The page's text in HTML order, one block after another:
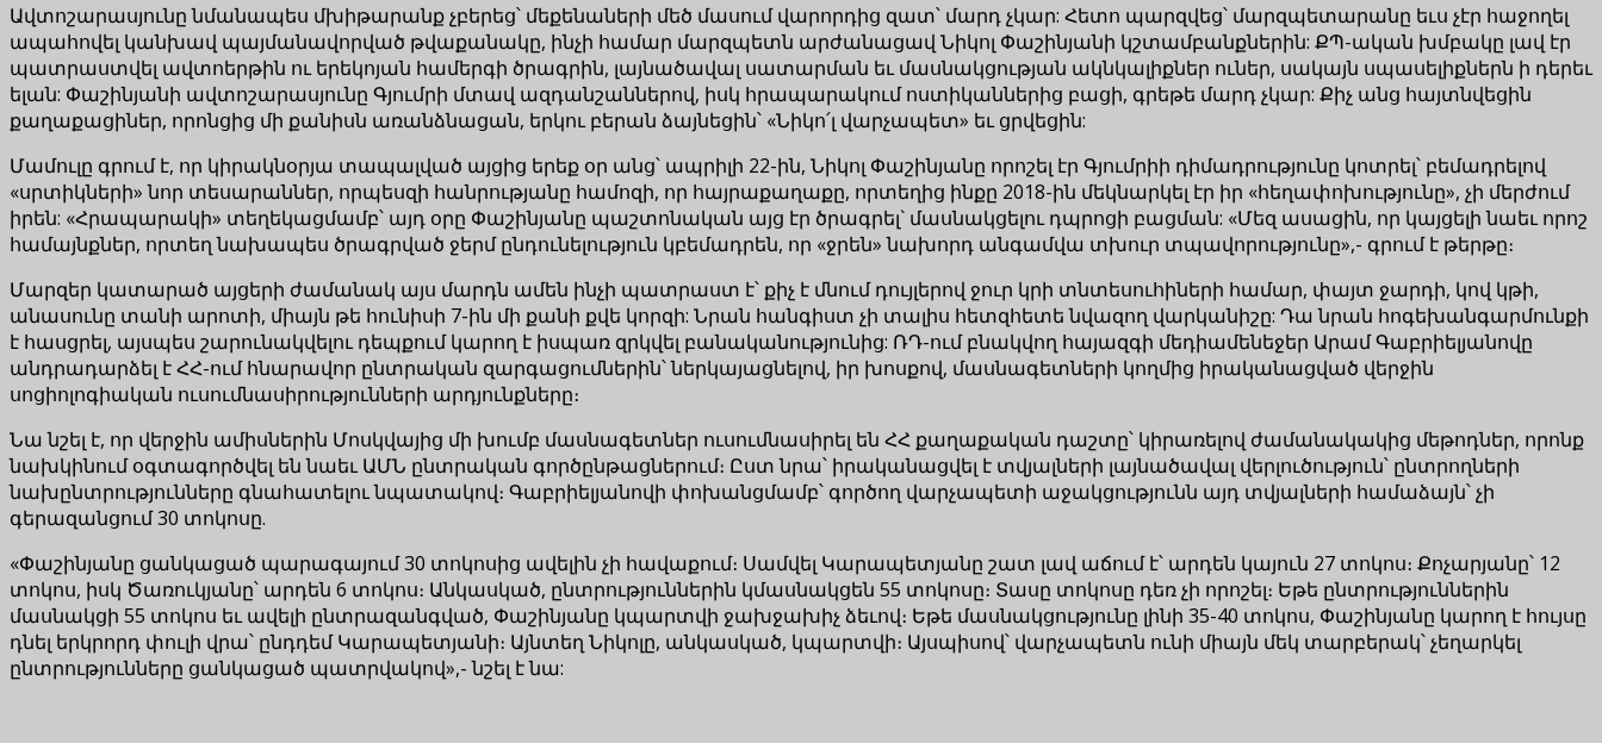
Ավտոշարասյունը նմանապես մխիթարանք չբերեց՝ մեքենաների մեծ մասում վարորդից զատ՝ մարդ չկար: Հետո պարզվեց՝ մարզպետարանը եւս չէր հաջողել
ապահովել կանխավ պայմանավորված թվաքանակը, ինչի համար մարզպետն արժանացավ Նիկոլ Փաշինյանի կշտամբանքներին: ՔՊ-ական խմբակը լավ էր
պատրաստվել ավտոերթին ու երեկոյան համերգի ծրագրին, լայնածավալ սատարման եւ մասնակցության ակնկալիքներ ուներ, սակայն սպասելիքներն ի դերեւ
ելան: Փաշինյանի ավտոշարասյունը Գյումրի մտավ ազդանշաններով, իսկ հրապարակում ոստիկաններից բացի, գրեթե մարդ չկար: Քիչ անց հայտնվեցին
քաղաքացիներ, որոնցից մի քանիսն առանձնացան, երկու բերան ձայնեցին՝ «Նիկո՛լ վարչապետ» եւ ցրվեցին:
Մամուլը գրում է, որ կիրակնօրյա տապալված այցից երեք օր անց՝ ապրիլի 22-ին, Նիկոլ Փաշինյանը որոշել էր Գյումրիի դիմադրությունը կոտրել՝ բեմադրելով
«սրտիկների» նոր տեսարաններ, որպեսզի հանրությանը համոզի, որ հայրաքաղաքը, որտեղից ինքը 2018-ին մեկնարկել էր իր «հեղափոխությունը», չի մերժում
իրեն: «Հրապարակի» տեղեկացմամբ՝ այդ օրը Փաշինյանը պաշտոնական այց էր ծրագրել` մասնակցելու դպրոցի բացման: «Մեզ ասացին, որ կայցելի նաեւ որոշ
համայնքներ, որտեղ նախապես ծրագրված ջերմ ընդունելություն կբեմադրեն, որ «ջրեն» նախորդ անգամվա տխուր տպավորությունը»,- գրում է թերթը։
Մարզեր կատարած այցերի ժամանակ այս մարդն ամեն ինչի պատրաստ է՝ քիչ է մնում դույլերով ջուր կրի տնտեսուհիների համար, փայտ ջարդի, կով կթի,
անասունը տանի արոտի, միայն թե հունիսի 7-ին մի քանի քվե կորզի: Նրան հանգիստ չի տալիս հետզհետե նվազող վարկանիշը: Դա նրան հոգեխանգարմունքի
է հասցրել, այսպես շարունակվելու դեպքում կարող է իսպառ զրկվել բանականությունից: ՌԴ-ում բնակվող հայազգի մեդիամենեջեր Արամ Գաբրիելյանովը
անդրադարձել է ՀՀ-ում հնարավոր ընտրական զարգացումներին՝ ներկայացնելով, իր խոսքով, մասնագետների կողմից իրականացված վերջին
սոցիոլոգիական ուսումնասիրությունների արդյունքները։
Նա նշել է, որ վերջին ամիսներին Մոսկվայից մի խումբ մասնագետներ ուսումնասիրել են ՀՀ քաղաքական դաշտը՝ կիրառելով ժամանակակից մեթոդներ, որոնք
նախկինում օգտագործվել են նաեւ ԱՄՆ ընտրական գործընթացներում։ Ըստ նրա՝ իրականացվել է տվյալների լայնածավալ վերլուծություն՝ ընտրողների
նախընտրությունները գնահատելու նպատակով։ Գաբրիելյանովի փոխանցմամբ՝ գործող վարչապետի աջակցությունն այդ տվյալների համաձայն՝ չի
գերազանցում 30 տոկոսը.
«Փաշինյանը ցանկացած պարագայում 30 տոկոսից ավելին չի հավաքում։ Սամվել Կարապետյանը շատ լավ աճում է՝ արդեն կայուն 27 տոկոս։ Քոչարյանը՝ 12
տոկոս, իսկ Ծառուկյանը՝ արդեն 6 տոկոս։ Անկասկած, ընտրություններին կմասնակցեն 55 տոկոսը։ Տասը տոկոսը դեռ չի որոշել։ Եթե ընտրություններին
մասնակցի 55 տոկոս եւ ավելի ընտրազանգված, Փաշինյանը կպարտվի ջախջախիչ ձեւով։ Եթե մասնակցությունը լինի 35-40 տոկոս, Փաշինյանը կարող է հույսը
դնել երկրորդ փուլի վրա՝ ընդդեմ Կարապետյանի։ Այնտեղ Նիկոլը, անկասկած, կպարտվի։ Այսպիսով՝ վարչապետն ունի միայն մեկ տարբերակ՝ չեղարկել
ընտրությունները ցանկացած պատրվակով»,- նշել է նա: